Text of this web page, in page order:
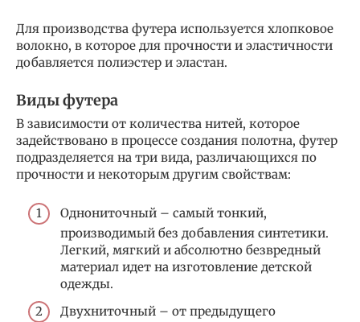
Для производства футера используется хлопковое
волокно, в которое для прочности и эластичности
добавляется полиэстер и эластан.
Виды футера
В зависимости от количества нитей, которое
задействовано в процессе создания полотна, футер
подразделяется на три вида, различающихся по
прочности и некоторым другим свойствам:
Однониточный – самый тонкий,
производимый без добавления синтетики.
Легкий, мягкий и абсолютно безвредный
материал идет на изготовление детской
одежды.
Двухниточный – от предыдущего